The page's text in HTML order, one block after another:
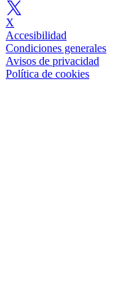
X
Accesibilidad
Condiciones generales
Avisos de privacidad
Política de cookies